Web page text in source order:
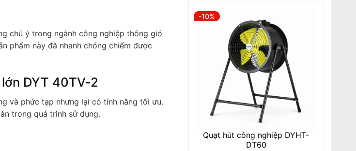
chú ý trong ngành công nghiệp thông gió
phẩm này đã nhanh chóng chiếm được
DYT 40TV-2
và phức tạp nhưng lại có tính năng tối ưu.
trong quá trình sử dụng.
-10%
Quạt hút công nghiệp DYHT-
DT60